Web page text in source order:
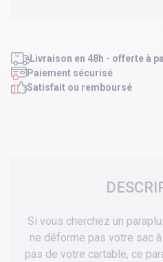
Livraison en 48h - offerte à
Paiement sécurisé
Satisfait ou remboursé
Si vous cherchez un
ne déforme pas votre sac
pas de votre cartable, ce